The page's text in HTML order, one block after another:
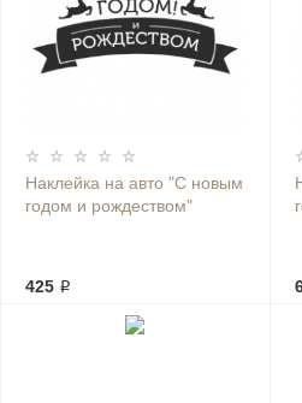
Наклейка на авто "С новым
годом и рождеством"
425 ₽